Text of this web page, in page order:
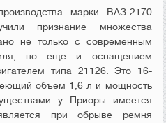
марки ВАЗ-2170
признание множества
не только с современным
но еще и оснащением
типа 21126. Это 16-
объём 1,6 л и мощность
у Приоры имеется
при обрыве ремня